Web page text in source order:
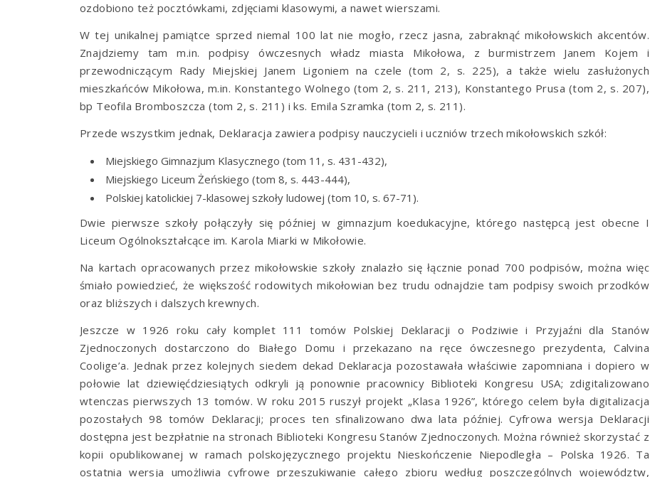
ozdobiono też pocztówkami, zdjęciami klasowymi, a nawet wierszami.
W tej unikalnej pamiątce sprzed niemal 100 lat nie mogło, rzecz jasna, zabraknąć mikołowskich akcentów.
Znajdziemy tam m.in. podpisy ówczesnych władz miasta Mikołowa, z burmistrzem Janem Kojem i
przewodniczącym Rady Miejskiej Janem Ligoniem na czele (tom 2, s. 225), a także wielu zasłużonych
mieszkańców Mikołowa, m.in. Konstantego Wolnego (tom 2, s. 211, 213), Konstantego Prusa (tom 2, s. 207),
bp Teofila Bromboszcza (tom 2, s. 211) i ks. Emila Szramka (tom 2, s. 211).
Przede wszystkim jednak, Deklaracja zawiera podpisy nauczycieli i uczniów trzech mikołowskich szkół:
Miejskiego Gimnazjum Klasycznego (tom 11, s. 431-432),
Miejskiego Liceum Żeńskiego (tom 8, s. 443-444),
Polskiej katolickiej 7-klasowej szkoły ludowej (tom 10, s. 67-71).
Dwie pierwsze szkoły połączyły się później w gimnazjum koedukacyjne, którego następcą jest obecne I
Liceum Ogólnokształcące im. Karola Miarki w Mikołowie.
Na kartach opracowanych przez mikołowskie szkoły znalazło się łącznie ponad 700 podpisów, można więc
śmiało powiedzieć, że większość rodowitych mikołowian bez trudu odnajdzie tam podpisy swoich przodków
oraz bliższych i dalszych krewnych.
Jeszcze w 1926 roku cały komplet 111 tomów Polskiej Deklaracji o Podziwie i Przyjaźni dla Stanów
Zjednoczonych dostarczono do Białego Domu i przekazano na ręce ówczesnego prezydenta, Calvina
Coolige’a. Jednak przez kolejnych siedem dekad Deklaracja pozostawała właściwie zapomniana i dopiero w
połowie lat dziewięćdziesiątych odkryli ją ponownie pracownicy Biblioteki Kongresu USA; zdigitalizowano
wtenczas pierwszych 13 tomów. W roku 2015 ruszył projekt „Klasa 1926”, którego celem była digitalizacja
pozostałych 98 tomów Deklaracji; proces ten sfinalizowano dwa lata później. Cyfrowa wersja Deklaracji
dostępna jest bezpłatnie na stronach Biblioteki Kongresu Stanów Zjednoczonych. Można również skorzystać z
kopii opublikowanej w ramach polskojęzycznego projektu Nieskończenie Niepodległa – Polska 1926. Ta
ostatnia wersja umożliwia cyfrowe przeszukiwanie całego zbioru według poszczególnych województw,